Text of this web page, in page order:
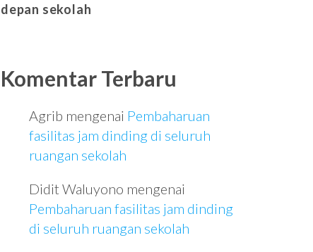
depan sekolah
Komentar Terbaru
Agrib mengenai Pembaharuan
fasilitas jam dinding di seluruh
ruangan sekolah
Didit Waluyono mengenai
Pembaharuan fasilitas jam dinding
di seluruh ruangan sekolah